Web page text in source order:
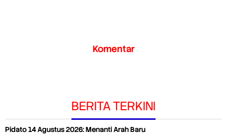
Komentar
BERITA TERKINI
Pidato 14 Agustus 2026: Menanti Arah Baru